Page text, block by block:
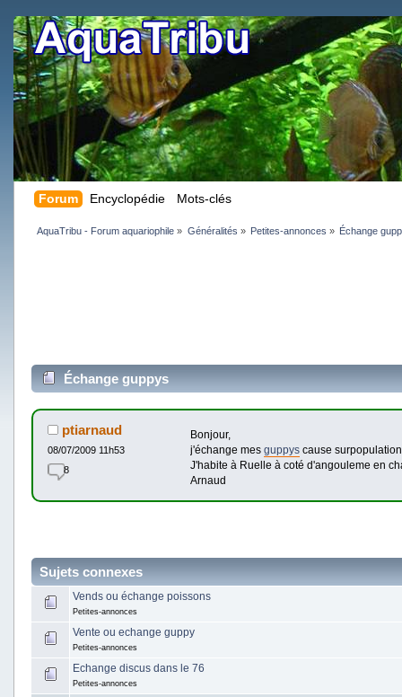
Forum Encyclopédie Mots-clés
AquaTribu - Forum aquariophile » Généralités » Petites-annonces » Échange
Échange guppys
ptiarnaud
08/07/2009 11h53
8
Bonjour,
j'échange mes guppyscause
J'habite à Ruelle à coté d'angouleme en
Arnaud
Sujets connexes
Vends ou échange poissons
Petites-annonces
Vente ou echange guppy
Petites-annonces
Echange discus dans le 76
Petites-annonces